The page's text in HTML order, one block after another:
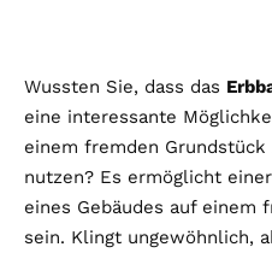
Wussten Sie, dass das
eine interessante
einem fremden
nutzen? Es ermöglicht
eines Gebäudes auf einem
sein. Klingt ungewöhnlich,